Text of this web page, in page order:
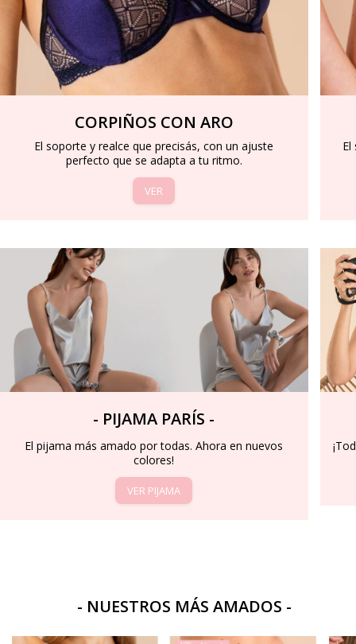
CORPIÑOS CON ARO
El soporte y realce que precisás, con un ajuste
perfecto que se adapta a tu ritmo.
VER
- PIJAMA PARÍS -
El pijama más amado por todas. Ahora en nuevos
colores!
VER PIJAMA
- NUESTROS MÁS AMADOS -